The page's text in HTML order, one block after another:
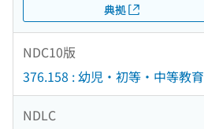
典拠
NDC10版
376.158 : 幼児・初等・中等教育
NDLC